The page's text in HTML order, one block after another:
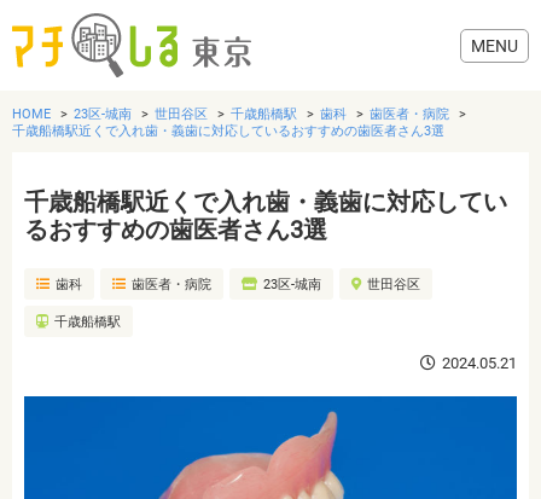
グルメ
美容・健康
HOME 23区-城南 世田谷区 千歳船橋駅 歯科
歯医者・病院
千歳船橋駅近くで入れ歯・義歯に対応しているおすすめの歯医者さん3選
千歳船橋駅近くで入れ歯・義歯に対応してい
るおすすめの歯医者さん3選
歯科 歯医者・病院 23区-城南 世田谷区
千歳船橋駅
2024.05.21